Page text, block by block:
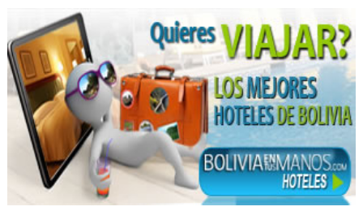
Rent a Car
Alquiler de Autos, Carros, Coches
Automotores Alquiler
Alquiler de vehículos
Servicio Técnico
Equipos Audiovisuales
Televisores
TV, Radio Reparación
Electrodomésticos